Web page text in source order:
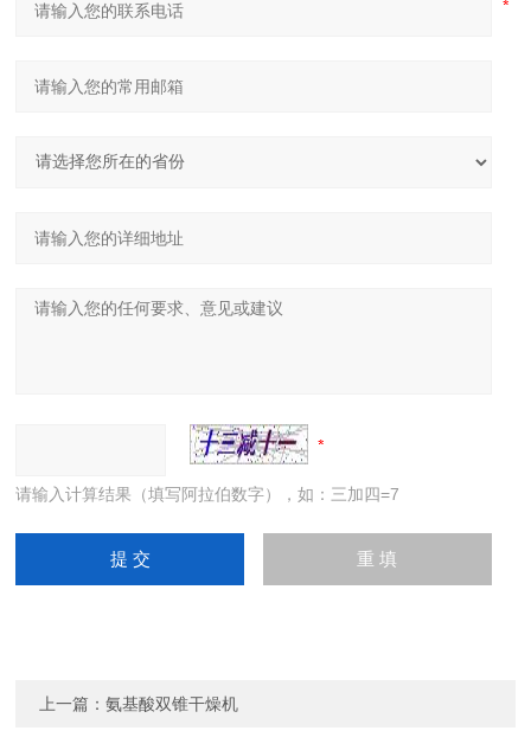
请输入计算结果（填写阿拉伯数字），如：三加四=7
上一篇：氨基酸双锥干燥机